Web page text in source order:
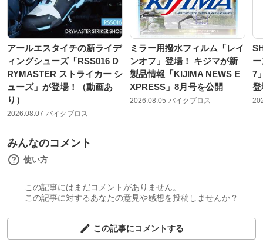
アールエスタイチの新ライデ
ィングシューズ「RSS016 D
RYMASTER ストライカー シ
ューズ」が登場！（動画あ
り）
2026.08.07 バイクブロス
ミラー用撥水フィルム「レイ
ンオフ」登場！ キジマが新
製品情報「KIJIMA NEWS E
XPRESS」8月号を公開
2026.08.05 バイクブロス
7
登
みんなのコメント
使い方
この記事にはまだコメントがありません。
この記事に対するあなたの意見や感想を投稿しませんか？
この記事にコメントする